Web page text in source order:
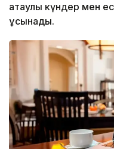
атаулы күндер мен
ұсынады.